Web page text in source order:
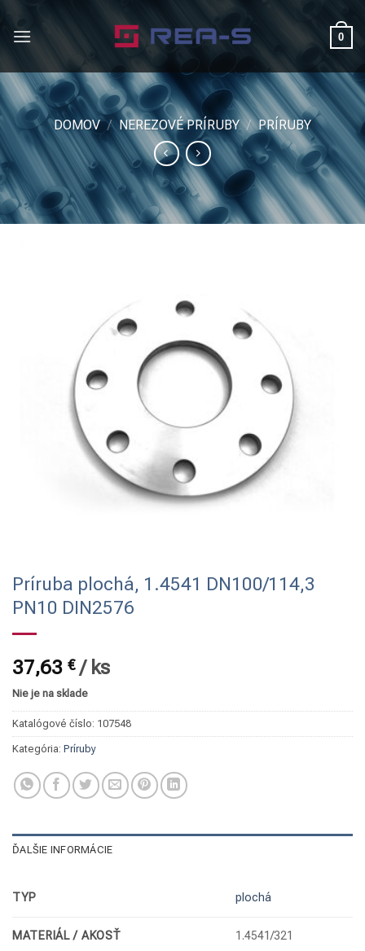
0
DOMOV / NEREZOVÉ PRÍRUBY / PRÍRUBY
Príruba plochá, 1.4541 DN100/114,3
PN10 DIN2576
37,63 €/ ks
Nie je na sklade
Katalógové číslo: 107548
Kategória: Príruby
ĎALŠIE INFORMÁCIE
TYP plochá
MATERIÁL / AKOSŤ 1.4541/321